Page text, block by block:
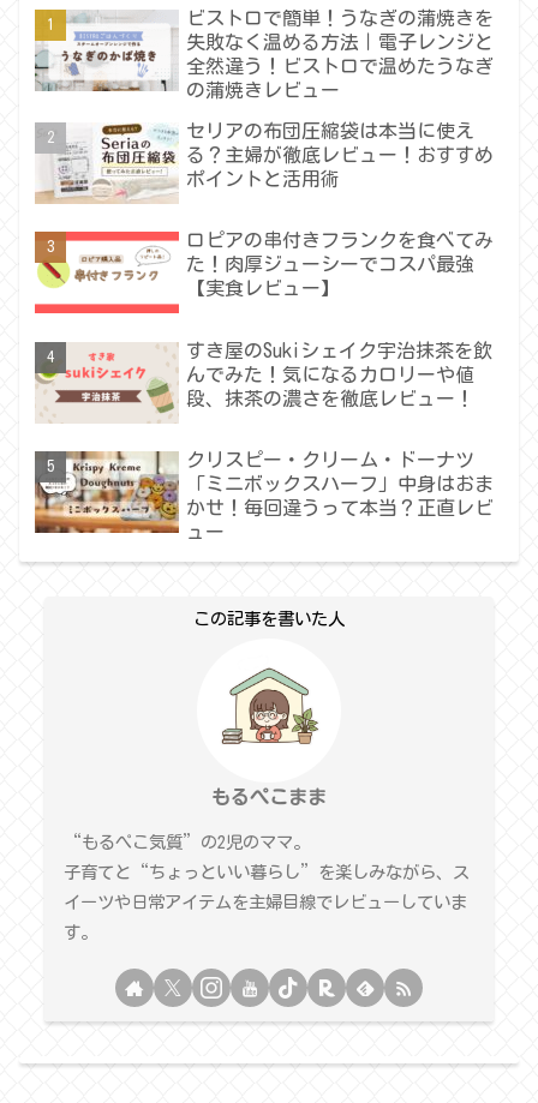
ビストロで簡単！うなぎの蒲焼きを
失敗なく温める方法｜電子レンジと
全然違う！ビストロで温めたうなぎ
の蒲焼きレビュー
セリアの布団圧縮袋は本当に使え
る？主婦が徹底レビュー！おすすめ
ポイントと活用術
ロピアの串付きフランクを食べてみ
た！肉厚ジューシーでコスパ最強
【実食レビュー】
すき屋のSukiシェイク宇治抹茶を飲
んでみた！気になるカロリーや値
段、抹茶の濃さを徹底レビュー！
クリスピー・クリーム・ドーナツ
「ミニボックスハーフ」中身はおま
かせ！毎回違うって本当？正直レビ
ュー
この記事を書いた人
もるぺこまま
“もるぺこ気質”の2児のママ。
子育てと“ちょっといい暮らし”を楽しみながら、ス
イーツや日常アイテムを主婦目線でレビューしていま
す。